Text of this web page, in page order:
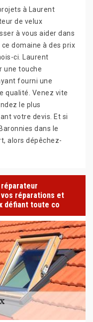
à Laurent
de velux
à vous aider dans
domaine à des prix
ci. Laurent
une touche
fourni une
qualité. Venez vite
le plus
votre devis. Et si
dans le
alors dépêchez-
réparations et
défiant toute co